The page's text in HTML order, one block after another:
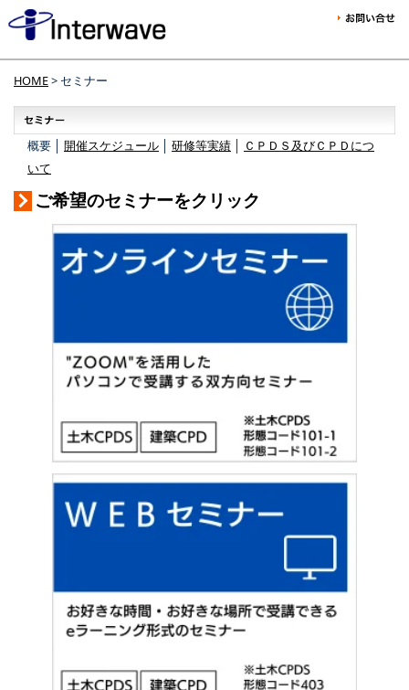
HOME> セミナー
概要 │ 開催スケジュール 研修等実績
ＣＰＤＳ及びＣＰＤにつ
いて
ご希望のセミナーをクリック